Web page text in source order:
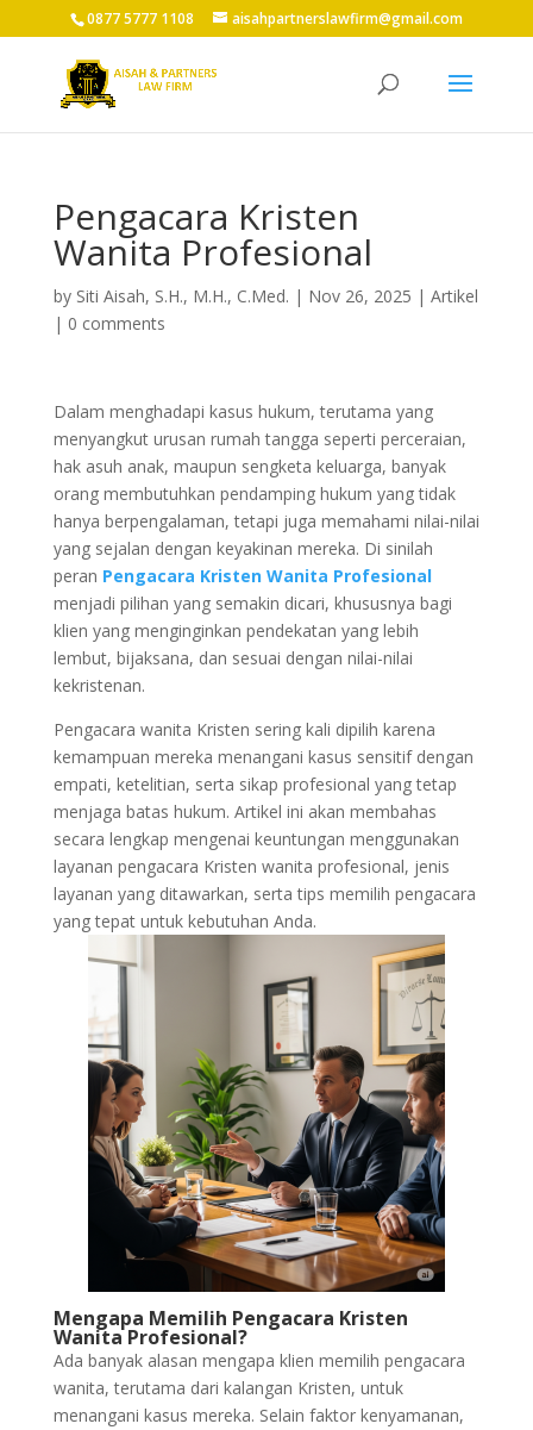
0877 5777 1108 aisahpartnerslawfirm@gmail.com
Pengacara Kristen
Wanita Profesional
by Siti Aisah, S.H., M.H., C.Med. | Nov 26, 2025 | Artikel
| 0 comments
Dalam menghadapi kasus hukum, terutama yang
menyangkut urusan rumah tangga seperti perceraian,
hak asuh anak, maupun sengketa keluarga, banyak
orang membutuhkan pendamping hukum yang tidak
hanya berpengalaman, tetapi juga memahami nilai-nilai
yang sejalan dengan keyakinan mereka. Di sinilah
peran Pengacara Kristen Wanita Profesional
menjadi pilihan yang semakin dicari, khususnya bagi
klien yang menginginkan pendekatan yang lebih
lembut, bijaksana, dan sesuai dengan nilai-nilai
kekristenan.
Pengacara wanita Kristen sering kali dipilih karena
kemampuan mereka menangani kasus sensitif dengan
empati, ketelitian, serta sikap profesional yang tetap
menjaga batas hukum. Artikel ini akan membahas
secara lengkap mengenai keuntungan menggunakan
layanan pengacara Kristen wanita profesional, jenis
layanan yang ditawarkan, serta tips memilih pengacara
yang tepat untuk kebutuhan Anda.
Mengapa Memilih Pengacara Kristen
Wanita Profesional?
Ada banyak alasan mengapa klien memilih pengacara
wanita, terutama dari kalangan Kristen, untuk
menangani kasus mereka. Selain faktor kenyamanan,